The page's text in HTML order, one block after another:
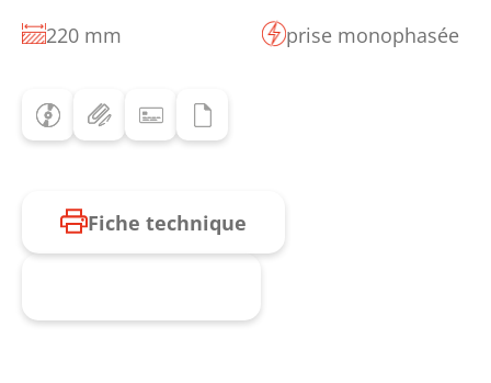
220 mm prise monophasée
Fiche technique